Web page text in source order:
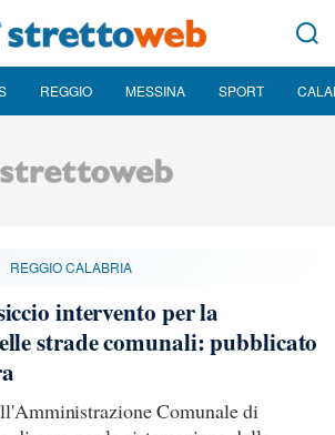
REGGIO MESSINA SPORT
REGGIO CALABRIA
intervento per la
strade comunali: pubblicato
Comunale di